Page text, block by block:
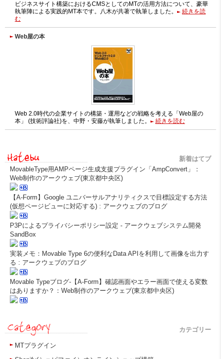
ビジネスサイト構築におけるCMSとしてのMTの活用方法について、豪華
執筆陣による実践的MT本です。八木が共著で執筆しました。
続きを読
む
Web屋の本
Web 2.0時代の企業サイトの構築・運用などの戦略を考える「Web屋の
本」 (技術評論社)を、中野・安藤が執筆しました。
続きを読む
新着はてブ
MovableType用AMPページ生成支援プラグイン「AmpConvert」：
Web制作のアークウェブ(東京都中央区)
【A-Form】Google ユニバーサルアナリティクスで目標設定する方法
(仮想ページビューに対応する) : アークウェブのブログ
P3Pによるプライバシーポリシー設定 - アークウェブシステム開発
SandBox
実装メモ：Movable Type 6の便利なData APIを利用して画像を出力す
る : アークウェブのブログ
Movable Typeブログ-【A-Form】確認画面やエラー画面で使える変数
はありますか？：Web制作のアークウェブ(東京都中央区)
カテゴリー
MTプラグイン